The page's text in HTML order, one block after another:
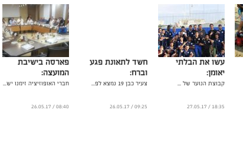
עשו את הבלתי
יאומן:
קבוצת הנוער של ...
18:35 / 27.05.17
חשד לתאונת פגע
וברח:
צעיר כבן 19 נמצא לפ...
09:25 / 26.05.17
פארסה בישיבת
המועצה:
חברי האופוזיציה זימנו יש...
08:40 / 26.05.17